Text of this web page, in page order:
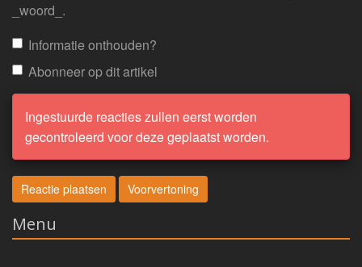
_woord_.
Informatie onthouden?
Abonneer op dit artikel
Ingestuurde reacties zullen eerst worden
gecontroleerd voor deze geplaatst worden.
Menu